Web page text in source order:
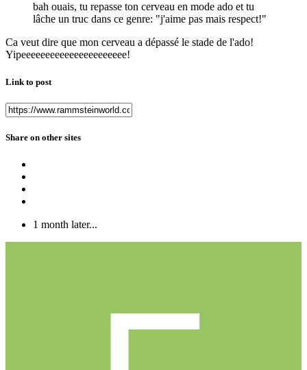
bah ouais, tu repasse ton cerveau en mode ado et tu
lâche un truc dans ce genre: "j'aime pas mais respect!"
Ca veut dire que mon cerveau a dépassé le stade de l'ado!
Yipeeeeeeeeeeeeeeeeeeeeee!
Link to post
Share on other sites
1 month later...